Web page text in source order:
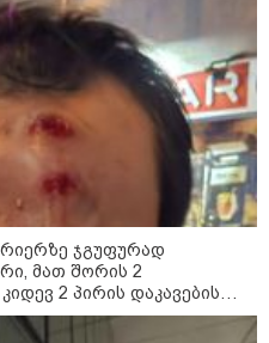
ჯგუფურად
მათ შორის 2
2 პირის დაკავების
ტარდება